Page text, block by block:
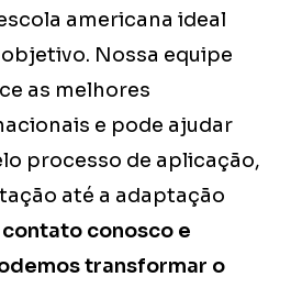
americana ideal
Nossa equipe
as melhores
e pode ajudar
processo de aplicação,
até a adaptação
contato conosco e
transformar o